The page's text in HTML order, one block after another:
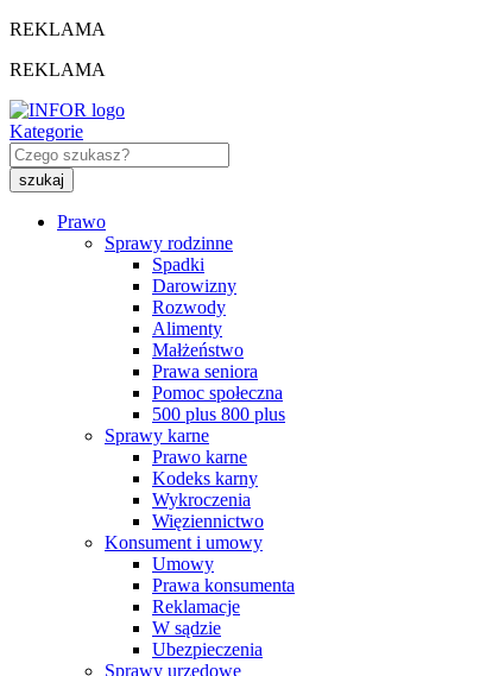
REKLAMA
REKLAMA
Kategorie
Prawo
Sprawy rodzinne
Spadki
Darowizny
Rozwody
Alimenty
Małżeństwo
Prawa seniora
Pomoc społeczna
500 plus 800 plus
Sprawy karne
Prawo karne
Kodeks karny
Wykroczenia
Więziennictwo
Konsument i umowy
Umowy
Prawa konsumenta
Reklamacje
W sądzie
Ubezpieczenia
Sprawy urzędowe